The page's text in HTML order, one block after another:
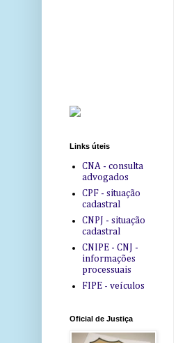
Links úteis
CNA - consulta
advogados
CPF - situação
cadastral
CNPJ - situação
cadastral
CNIPE - CNJ -
informações
processuais
FIPE - veículos
Oficial de Justiça